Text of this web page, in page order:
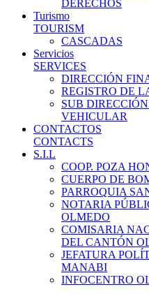
DERECHOS
Turismo
TOURISM
CASCADAS
Servicios
SERVICES
DIRECCIÓN
REGISTRO DE
SUB
VEHICULAR
CONTACTOS
CONTACTS
S.I.L
COOP. POZA
CUERPO DE
PARROQUIA
NOTARIA
OLMEDO
COMISARIA
DEL CANTÓN
JEFATURA
MANABI
INFOCENTRO